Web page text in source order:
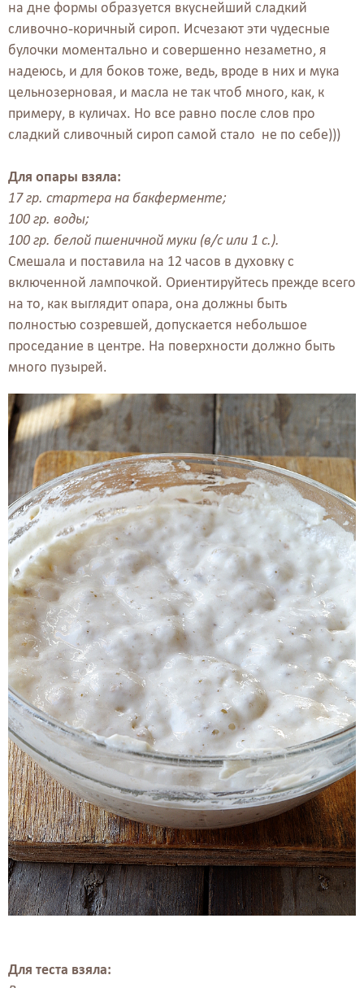
на дне формы образуется вкуснейший сладкий
сливочно-коричный сироп. Исчезают эти чудесные
булочки моментально и совершенно незаметно, я
надеюсь, и для боков тоже, ведь, вроде в них и мука
цельнозерновая, и масла не так чтоб много, как, к
примеру, в куличах. Но все равно после слов про
сладкий сливочный сироп самой стало не по себе)))
Для опары взяла:
17 гр. стартера на бакферменте;
100 гр. воды;
100 гр. белой пшеничной муки (в/с или 1 с.).
Смешала и поставила на 12 часов в духовку с
включенной лампочкой. Ориентируйтесь прежде всего
на то, как выглядит опара, она должны быть
полностью созревшей, допускается небольшое
проседание в центре. На поверхности должно быть
много пузырей.
Для теста взяла: